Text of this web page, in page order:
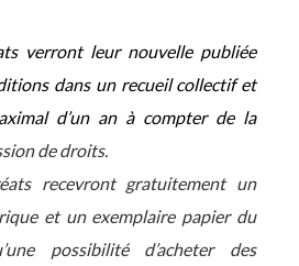
verront leur nouvelle publiée
dans un recueil collectif et
d’un an à compter de la
de droits.
recevront gratuitement un
et un exemplaire papier du
possibilité d’acheter des